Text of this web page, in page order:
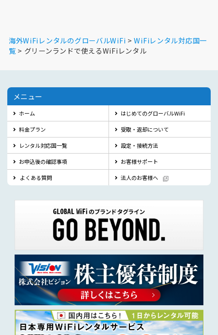
海外WiFiレンタルのグローバルWiFi
WiFiレンタル対応国一
覧
グリーンランドで使えるWiFiレンタル
メニュー
ホーム はじめてのグローバルWiFi
料金プラン 受取・返却について
レンタル対応国一覧 設定・接続方法
お申込後の確認事項 お客様サポート
よくある質問 法人のお客様へ